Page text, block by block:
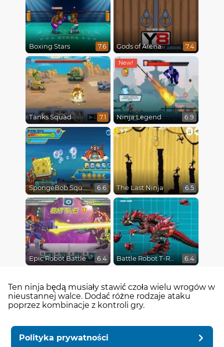
Boxing Stars 7.6 Gods of Arena 7.4
Tanks Squad 7.1 Ninja Legend 6.9
SpongeBob SquarePants : Monster Island Adventures 6.6 The Last Ninja 6.5
Epic Robot Battle 6.4 Battle Robot T-Rex Age 6.4
Ten ninja będą musiały stawić czoła wielu wrogów w
nieustannej walce. Dodać różne rodzaje ataku
poprzez kombinacje z kontroli gry.
Polityka prywatności